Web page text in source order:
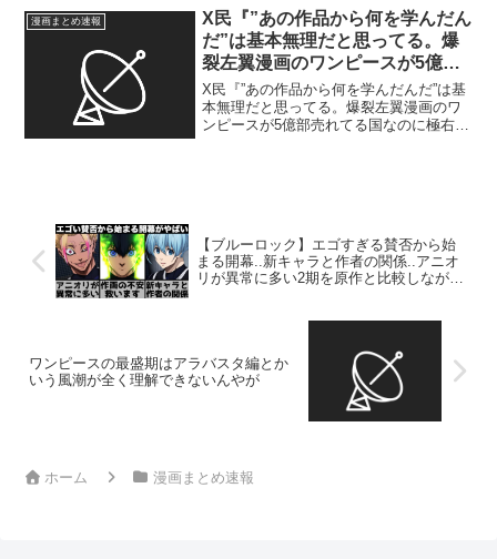
漫画まとめ速報
X民『”あの作品から何を学んだん
だ”は基本無理だと思ってる。爆
裂左翼漫画のワンピースが5億部
売れてる国なのに極右が首相だか
ら』
X民『”あの作品から何を学んだんだ”は基
本無理だと思ってる。爆裂左翼漫画のワ
ンピースが5億部売れてる国なのに極右が
【ブルーロック】エゴすぎる賛否から始
まる開幕..新キャラと作者の関係..アニオ
リが異常に多い2期を原作と比較しながら
ワンピースの最盛期はアラバスタ編とか
いう風潮が全く理解できないんやが
ホーム 漫画まとめ速報